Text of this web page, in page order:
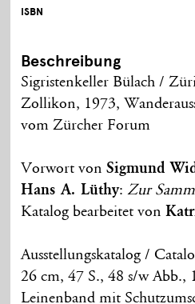
ISBN
Beschreibung
Sigristenkeller Bülach /
Zollikon, 1973,
vom Zürcher Forum
Vorwort vonSigmund
Hans A. Lüthy:Zur
Katalog bearbeitet von
Ausstellungskatalog /
26 cm, 47 S., 48 s/w Abb.,
Leinenband mit